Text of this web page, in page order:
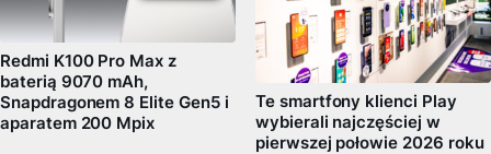
Redmi K100 Pro Max z
baterią 9070 mAh,
Snapdragonem 8 Elite Gen5 i
aparatem 200 Mpix
Te smartfony klienci Play
wybierali najczęściej w
pierwszej połowie 2026 roku